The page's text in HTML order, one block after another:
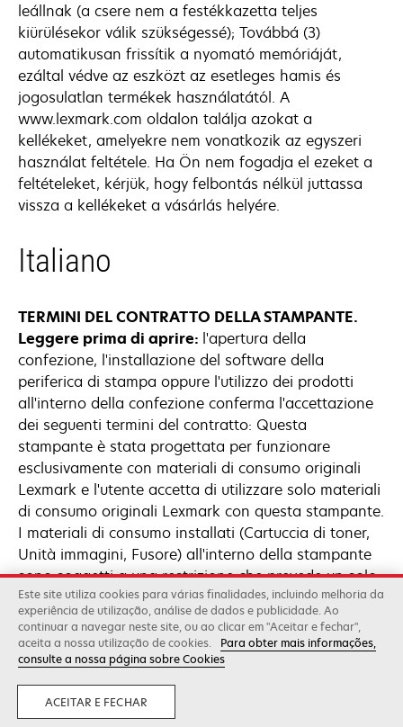
leállnak (a csere nem a festékkazetta teljes
kiürülésekor válik szükségessé); Továbbá (3)
automatikusan frissítik a nyomató memóriáját,
ezáltal védve az eszközt az esetleges hamis és
jogosulatlan termékek használatától. A
www.lexmark.com oldalon találja azokat a
kellékeket, amelyekre nem vonatkozik az egyszeri
használat feltétele. Ha Ön nem fogadja el ezeket a
feltételeket, kérjük, hogy felbontás nélkül juttassa
vissza a kellékeket a vásárlás helyére.
Italiano
TERMINI DEL CONTRATTO DELLA STAMPANTE.
Leggere prima di aprire: l'apertura della
confezione, l'installazione del software della
periferica di stampa oppure l'utilizzo dei prodotti
all'interno della confezione conferma l'accettazione
dei seguenti termini del contratto: Questa
stampante è stata progettata per funzionare
esclusivamente con materiali di consumo originali
Lexmark e l'utente accetta di utilizzare solo materiali
di consumo originali Lexmark con questa stampante.
I materiali di consumo installati (Cartuccia di toner,
Unità immagini, Fusore) all'interno della stampante
sono soggetti a una restrizione che prevede un solo
utilizzo e che siano restituiti esclusivamente a
Lexmark perché vengano rigenerati o riciclati. I
materiali di consumo non monouso sono disponibili
all'indirizzo www.lexmark.com e possono essere
rigenerati dall'utente, o da terze parti, come uniche
alternative per i materiali di consumo da utilizzare
Este site utiliza cookies para várias finalidades, incluindo melhoria da
experiência de utilização, análise de dados e publicidade. Ao
continuar a navegar neste site, ou ao clicar em "Aceitar e fechar",
aceita a nossa utilização de cookies.
Para obter mais informações,
consulte a nossa página sobre Cookies
ACEITAR E FECHAR